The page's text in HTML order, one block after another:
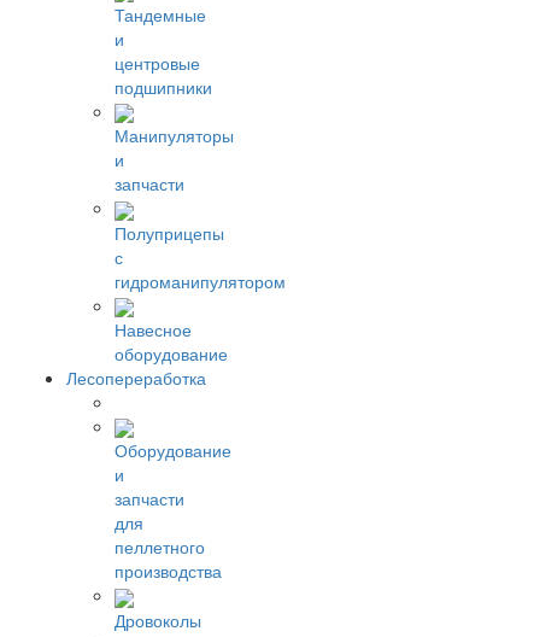
Тандемные
и
центровые
подшипники
Манипуляторы
и
запчасти
Полуприцепы
с
гидроманипулятором
Навесное
оборудование
Лесопереработка
Оборудование
и
запчасти
для
пеллетного
производства
Дровоколы